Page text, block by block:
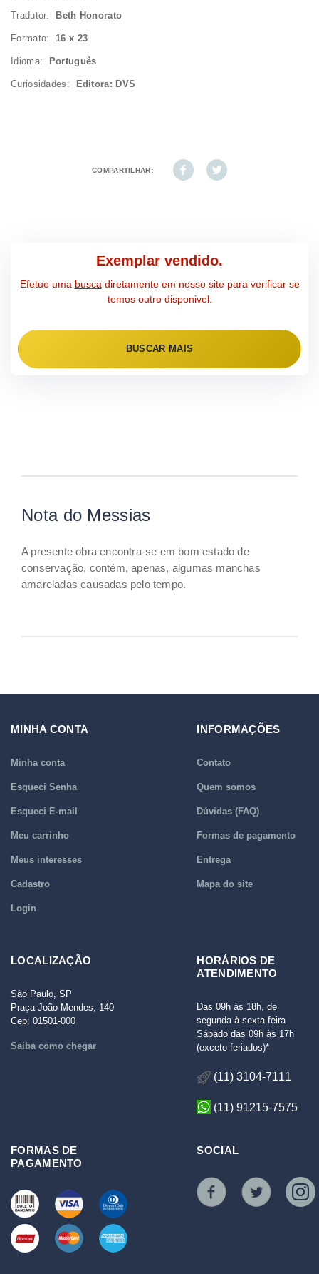
Tradutor: Beth Honorato
Formato: 16 x 23
Idioma: Português
Curiosidades: Editora: DVS
COMPARTILHAR:
Exemplar vendido.
Efetue uma busca diretamente em nosso site para verificar se
temos outro disponivel.
BUSCAR MAIS
Nota do Messias
A presente obra encontra-se em bom estado de
conservação, contém, apenas, algumas manchas
amareladas causadas pelo tempo.
MINHA CONTA
Minha conta
Esqueci Senha
Esqueci E-mail
Meu carrinho
Meus interesses
Cadastro
Login
INFORMAÇÕES
Contato
Quem somos
Dúvidas (FAQ)
Formas de pagamento
Entrega
Mapa do site
LOCALIZAÇÃO
São Paulo, SP
Praça João Mendes, 140
Cep: 01501-000
Saiba como chegar
HORÁRIOS DE
ATENDIMENTO
Das 09h às 18h, de
segunda à sexta-feira
Sábado das 09h às 17h
(exceto feriados)*
(11) 3104-7111
(11) 91215-7575
FORMAS DE
PAGAMENTO
SOCIAL